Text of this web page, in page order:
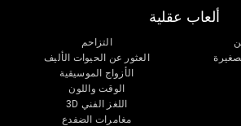
ألعاب عقلية
التزاحم
العثور عن الحيوات الأليف
الأزواج الموسيقية
الوقت واللون
اللغز الفني 3D
مغامرات الضفدع